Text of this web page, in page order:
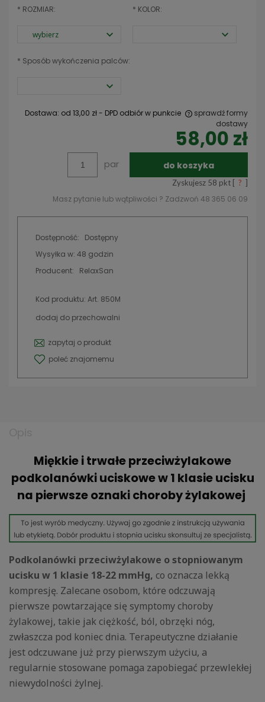
* ROZMIAR: * KOLOR:
* Sposób wykończenia palców:
Dostawa: od 13,00 zł- DPD odbiór w punkcie
Cena nie zawiera ewentualnych kosztów płatności
sprawdź formy
dostawy
58,00 zł
par do koszyka
Zyskujesz 58 pkt [ ? ]
Masz pytanie lub wątpliwości ? Zadzwoń 48 365 06 09
Dostępność:
Dostępny
Wysyłka w: 48 godzin
Producent:
RelaxSan
Kod produktu: Art. 850M
dodaj do przechowalni
zapytaj o produkt
poleć znajomemu
Miękkie i trwałe przeciwżylakowe
podkolanówki uciskowe w 1 klasie ucisku
na pierwsze oznaki choroby żylakowej
Podkolanówki przeciwżylakowe o stopniowanym
ucisku w 1 klasie 18-22 mmHg, co oznacza lekką
kompresję. Zalecane osobom, które odczuwają
pierwsze powtarzające się symptomy choroby
żylakowej, takie jak ciężkość, ból, obrzęki nóg,
zwłaszcza pod koniec dnia. Terapeutyczne działanie
jest odczuwane już przy pierwszym użyciu, a
regularnie stosowane pomaga zapobiegać przewlekłej
niewydolności żylnej.